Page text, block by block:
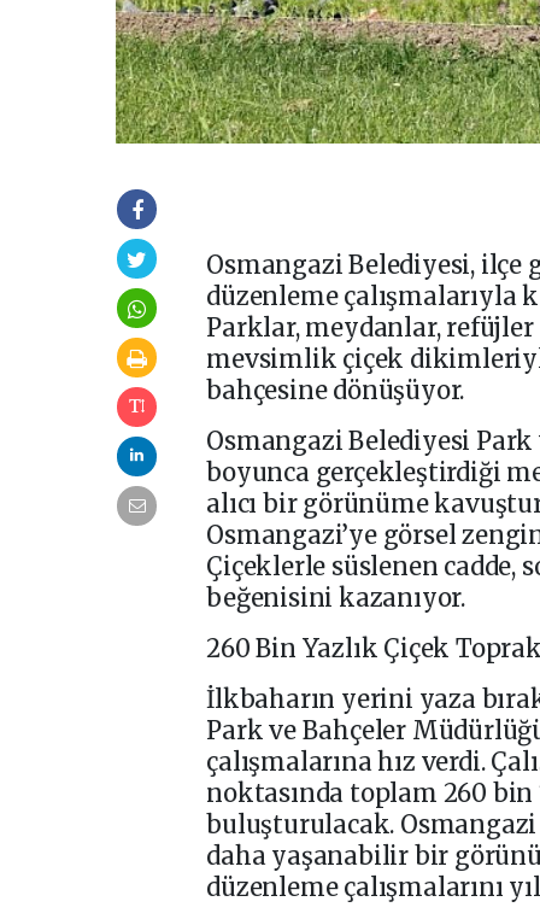
Osmangazi Belediyesi, ilçe
düzenleme
Parklar, meydanlar,
mevsimlik çiçek
bahçesine dönüşüyor.
Osmangazi Belediyesi
boyunca gerçekleştirdiği
alıcı bir görünüme
Osmangazi’ye görsel
Çiçeklerle süslenen cadde,
beğenisini kazanıyor.
260 Bin Yazlık Çiçek
İlkbaharın yerini yaza
Park ve Bahçeler
çalışmalarına hız verdi.
noktasında toplam 260
buluşturulacak.
daha yaşanabilir bir
düzenleme çalışmalarını